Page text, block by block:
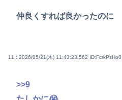
仲良くすれば良かったのに
11 : 2026/05/21(木) 11:43:23.562 ID:FcrkPzHo0
>>9